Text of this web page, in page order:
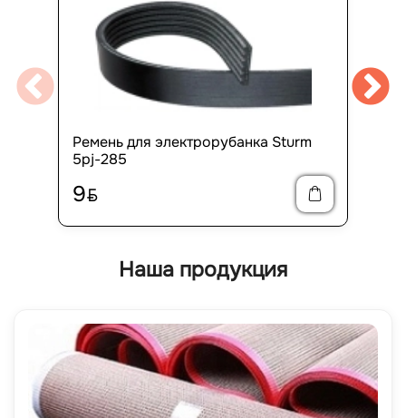
Ремень для электрорубанка Sturm
5pj-285
9BYN
Наша продукция